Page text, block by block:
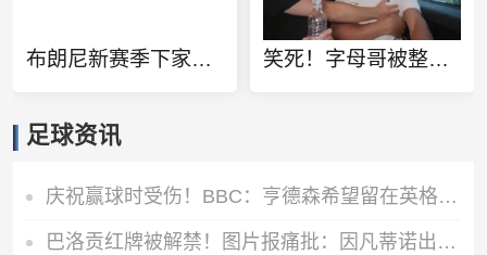
布朗尼新赛季下家预测概率：骑士46% 湖人42% 黄蜂10% 笑死！字母哥被整蛊看詹姆斯回骑士的假消息：差点给我吓出心脏病
足球资讯
庆祝赢球时受伤！BBC：亨德森希望留在英格兰阵中，和队友在一起
巴洛贡红牌被解禁！图片报痛批：因凡蒂诺出卖足球！玩弄权力